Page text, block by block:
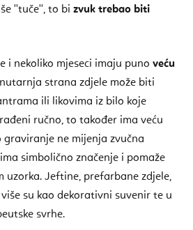
''tuče'', to bi zvuk trebao biti
i nekoliko mjeseci imaju puno veću
strana zdjele može biti
ili likovima iz bilo koje
ručno, to također ima veću
ne mijenja zvučna
simbolično značenje i pomaže
uzorka. Jeftine, prefarbane zdjele,
su kao dekorativni suvenir te u
svrhe.